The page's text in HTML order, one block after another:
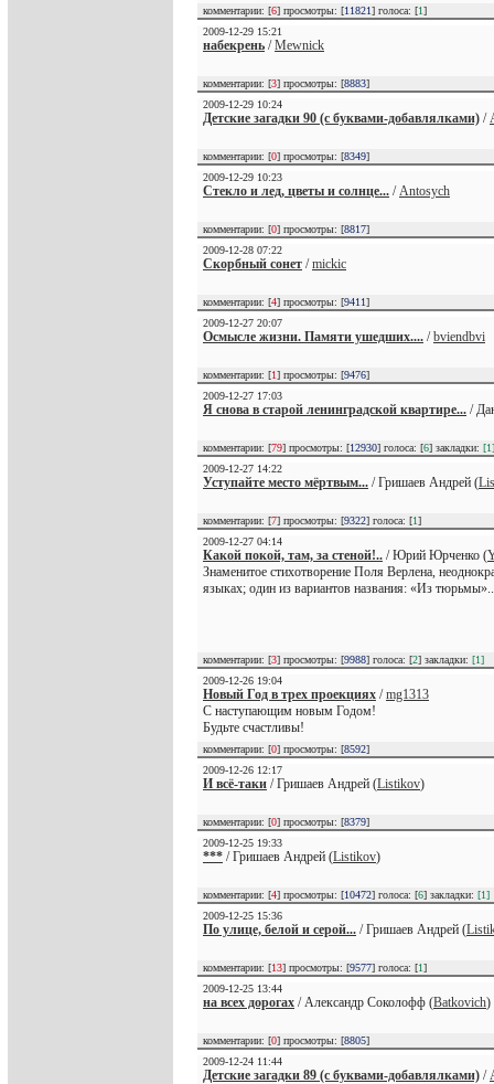
комментарии: [6] просмотры: [11821] голоса: [1]
2009-12-29 15:21
набекрень /Mewnick
комментарии: [3] просмотры: [8883]
2009-12-29 10:24
Детские загадки 90 (с буквами-добавлялками) /
комментарии: [0] просмотры: [8349]
2009-12-29 10:23
Стекло и лед, цветы и солнце... /Antosych
комментарии: [0] просмотры: [8817]
2009-12-28 07:22
Скорбный сонет /mickic
комментарии: [4] просмотры: [9411]
2009-12-27 20:07
Осмысле жизни. Памяти ушедших.... /bviendbvi
комментарии: [1] просмотры: [9476]
2009-12-27 17:03
Я снова в старой ленинградской квартире... /
комментарии: [79] просмотры: [12930] голоса: [6] закладки: [1]
2009-12-27 14:22
Уступайте место мёртвым... / Гришаев Андрей (
комментарии: [7] просмотры: [9322] голоса: [1]
2009-12-27 04:14
Какой покой, там, за стеной!.. / Юрий Юрченко (
Знаменитое стихотворение Поля Верлена,
языках; один из вариантов названия: «Из
комментарии: [3] просмотры: [9988] голоса: [2] закладки: [1]
2009-12-26 19:04
Новый Год в трех проекциях /mg1313
С наступающим новым Годом!
Будьте счастливы!
комментарии: [0] просмотры: [8592]
2009-12-26 12:17
И всё-таки / Гришаев Андрей (Listikov)
комментарии: [0] просмотры: [8379]
2009-12-25 19:33
*** / Гришаев Андрей (Listikov)
комментарии: [4] просмотры: [10472] голоса: [6] закладки: [1]
2009-12-25 15:36
По улице, белой и серой... / Гришаев Андрей (
комментарии: [13] просмотры: [9577] голоса: [1]
2009-12-25 13:44
на всех дорогах / Александр Соколофф (Batkovich)
комментарии: [0] просмотры: [8805]
2009-12-24 11:44
Детские загадки 89 (с буквами-добавлялками) /